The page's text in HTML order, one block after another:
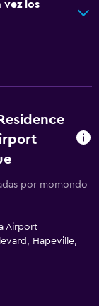
vez los
por momondo
Airport
Hapeville,